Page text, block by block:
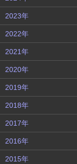
2023年
2022年
2021年
2020年
2019年
2018年
2017年
2016年
2015年